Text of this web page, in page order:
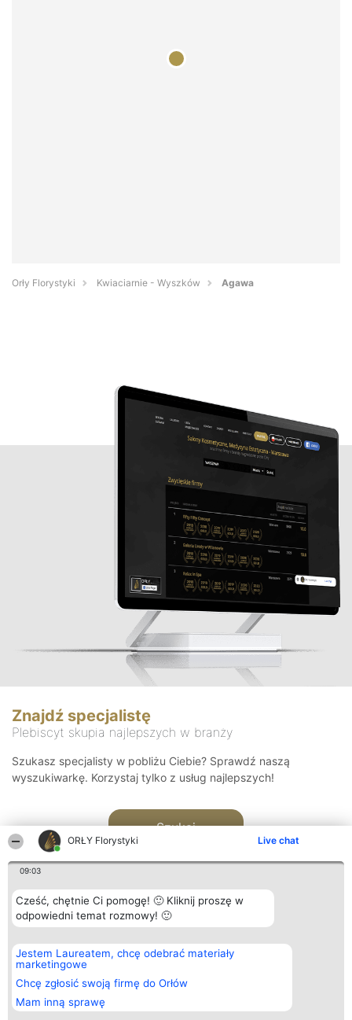
ORŁY Florystyki Live chat
09:03
Cześć, chętnie Ci pomogę! 🙂 Kliknij proszę w
odpowiedni temat rozmowy! 🙂
Jestem Laureatem, chcę odebrać materiały
marketingowe
Chcę zgłosić swoją firmę do Orłów
Mam inną sprawę
Orły Florystyki Kwiaciarnie - Wyszków Agawa
Znajdź specjalistę
Plebiscyt skupia najlepszych w branży
Szukasz specjalisty w pobliżu Ciebie? Sprawdź naszą
wyszukiwarkę. Korzystaj tylko z usług najlepszych!
Szukaj
Organizator plebiscytu
Bright Side Solutions sp. z o.
o. sp. k.
ul. Ruska 22
Wrocław 50-079
KRS 0000749100 | Regon
381313360 | NIP 8943132676
Plebiscyt
Laureaci
wszystkich
Laureatów
Regulamin
Kontakt
Kontakt